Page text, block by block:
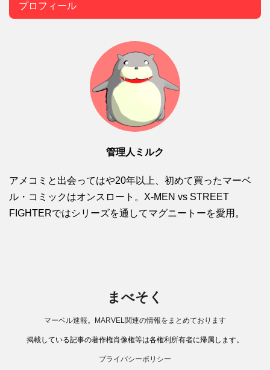
プロフィール
管理人ミルク
アメコミと出会ってはや20年以上、初めて買ったマーベ
ル・コミックはオンスロート。X-MEN vs STREET
FIGHTERではシリーズを通してマグニートーを愛用。
まべそく
マーベル速報。MARVEL関連の情報をまとめております
掲載している記事の著作権肖像権等は各権利所有者に帰属します。
プライバシーポリシー